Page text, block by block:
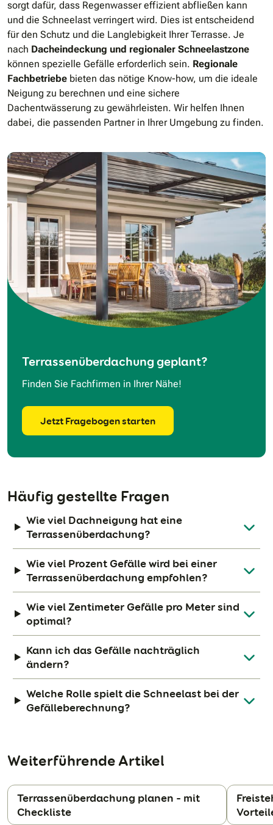
sorgt dafür, dass Regenwasser effizient abfließen kann
und die Schneelast verringert wird. Dies ist entscheidend
für den Schutz und die Langlebigkeit Ihrer Terrasse. Je
nach Dacheindeckung und regionaler Schneelastzone
können spezielle Gefälle erforderlich sein. Regionale
Fachbetriebe bieten das nötige Know-how, um die ideale
Neigung zu berechnen und eine sichere
Dachentwässerung zu gewährleisten. Wir helfen Ihnen
dabei, die passenden Partner in Ihrer Umgebung zu finden.
Terrassenüberdachung geplant?
Finden Sie Fachfirmen in Ihrer Nähe!
Jetzt Fragebogen starten
Häufig gestellte Fragen
Wie viel Dachneigung hat eine
Terrassenüberdachung?
Wie viel Prozent Gefälle wird bei einer
Terrassenüberdachung empfohlen?
Wie viel Zentimeter Gefälle pro Meter sind
optimal?
Kann ich das Gefälle nachträglich
ändern?
Welche Rolle spielt die Schneelast bei der
Gefälleberechnung?
Weiterführende Artikel
Terrassenüberdachung planen – mit
Checkliste